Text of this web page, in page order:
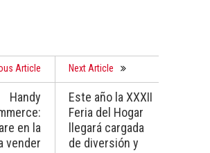
Article
Handy
en la
vender
Next Article
Este año la XXXII
Feria del Hogar
llegará cargada
de diversión y